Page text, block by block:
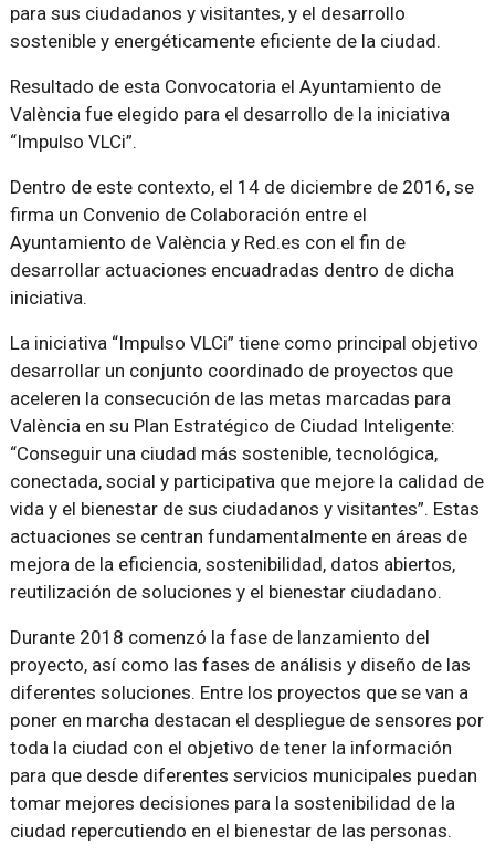
para sus ciudadanos y visitantes, y el desarrollo
sostenible y energéticamente eficiente de la ciudad.
Resultado de esta Convocatoria el Ayuntamiento de
València fue elegido para el desarrollo de la iniciativa
“Impulso VLCi”.
Dentro de este contexto, el 14 de diciembre de 2016, se
firma un Convenio de Colaboración entre el
Ayuntamiento de València y Red.es con el fin de
desarrollar actuaciones encuadradas dentro de dicha
iniciativa.
La iniciativa “Impulso VLCi” tiene como principal objetivo
desarrollar un conjunto coordinado de proyectos que
aceleren la consecución de las metas marcadas para
València en su Plan Estratégico de Ciudad Inteligente:
“Conseguir una ciudad más sostenible, tecnológica,
conectada, social y participativa que mejore la calidad de
vida y el bienestar de sus ciudadanos y visitantes”. Estas
actuaciones se centran fundamentalmente en áreas de
mejora de la eficiencia, sostenibilidad, datos abiertos,
reutilización de soluciones y el bienestar ciudadano.
Durante 2018 comenzó la fase de lanzamiento del
proyecto, así como las fases de análisis y diseño de las
diferentes soluciones. Entre los proyectos que se van a
poner en marcha destacan el despliegue de sensores por
toda la ciudad con el objetivo de tener la información
para que desde diferentes servicios municipales puedan
tomar mejores decisiones para la sostenibilidad de la
ciudad repercutiendo en el bienestar de las personas.